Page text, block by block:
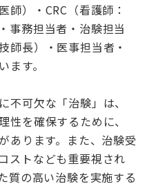
師）・CRC（看護師：
事務担当者・治験担当
師長）・医事担当者・
ます。
不可欠な「治験」は、
性を確保するために、
あります。また、治験受
ストなども重要視され
質の高い治験を実施する